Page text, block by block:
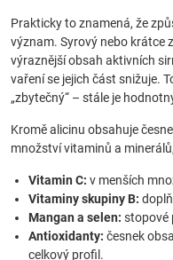
Prakticky to znamená, že
význam. Syrový nebo krátce
výraznější obsah aktivních
vaření se jejich část snižuje.
„zbytečný“ – stále je
Kromě alicinu obsahuje
množství vitaminů a
Vitamin C: v menších
Vitaminy skupiny B:
Mangan a selen: stopové
Antioxidanty: česnek
celkový profil.